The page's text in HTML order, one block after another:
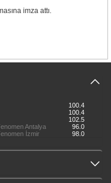
imza attı.
100.4
100.4
102.5
Antalya
96.0
İzmir 98.0